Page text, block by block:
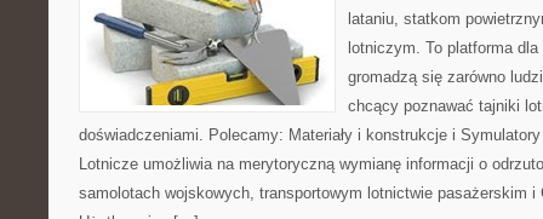
lataniu, statkom
lotniczym. To platforma
gromadzą się zarówno
chcący poznawać tajniki
doświadczeniami. Polecamy: Materiały i konstrukcje i
Lotnicze umożliwia na merytoryczną wymianę informacji o
samolotach wojskowych, transportowym lotnictwie pasażerskim i